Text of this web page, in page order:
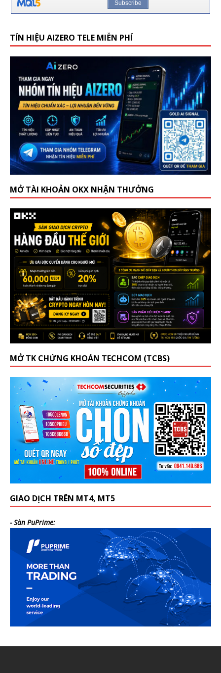
TÍN HIỆU AIZERO TELE MIỄN PHÍ
MỞ TÀI KHOẢN OKX NHẬN THƯỞNG
MỞ TK CHỨNG KHOÁN TECHCOM (TCBS)
GIAO DỊCH TRÊN MT4, MT5
- Sàn PuPrime: